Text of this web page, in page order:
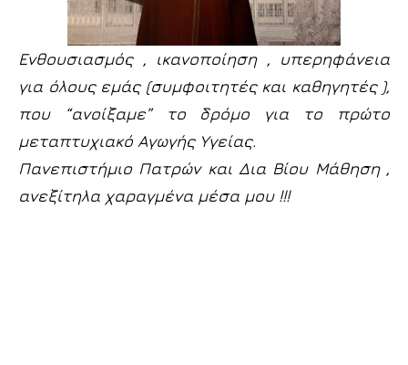
Ενθουσιασμός , ικανοποίηση , υπερηφάνεια
για όλους εμάς (συμφοιτητές και καθηγητές ),
που “ανοίξαμε” το δρόμο για το πρώτο
μεταπτυχιακό Αγωγής Υγείας.
Πανεπιστήμιο Πατρών και Δια Βίου Μάθηση ,
ανεξίτηλα χαραγμένα μέσα μου !!!